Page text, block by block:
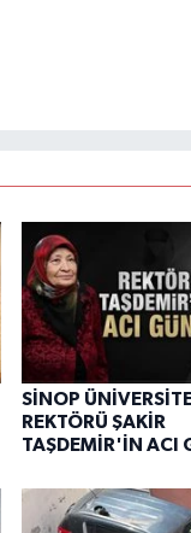
SİNOP
REKTÖRÜ ŞAKİR
TAŞDEMİR'İN ACI